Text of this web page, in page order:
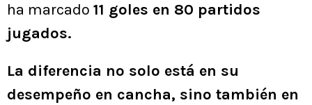
ha marcado 11 goles en 80 partidos
jugados.
La diferencia no solo está en su
desempeño en cancha, sino también en